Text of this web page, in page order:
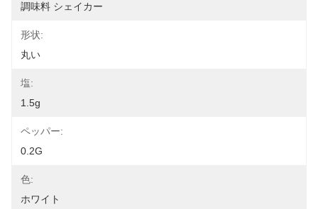
調味料 シェイカー
形状:
丸い
塩:
1.5g
ペッパー:
0.2G
色:
ホワイト